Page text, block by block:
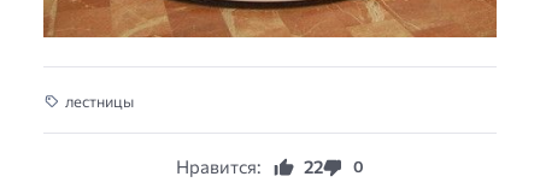
лестницы
Нравится: 22 0